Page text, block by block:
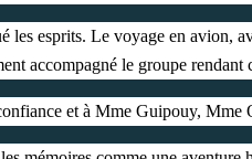
les esprits. Le voyage en avion,
accompagné le groupe rendant
et à Mme Guipouy, Mme